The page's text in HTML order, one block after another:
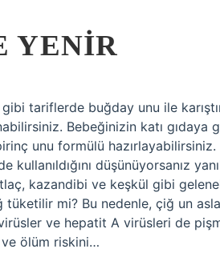
YENIR
tariflerde buğday unu ile
Bebeğinizin katı gıdaya
unu formülü
düşünüyorsanız
kazandibi ve keşkül gibi
tüketilir mi? Bu nedenle, çiğ un asla
ve hepatit A virüsleri de
ve ölüm riskini…